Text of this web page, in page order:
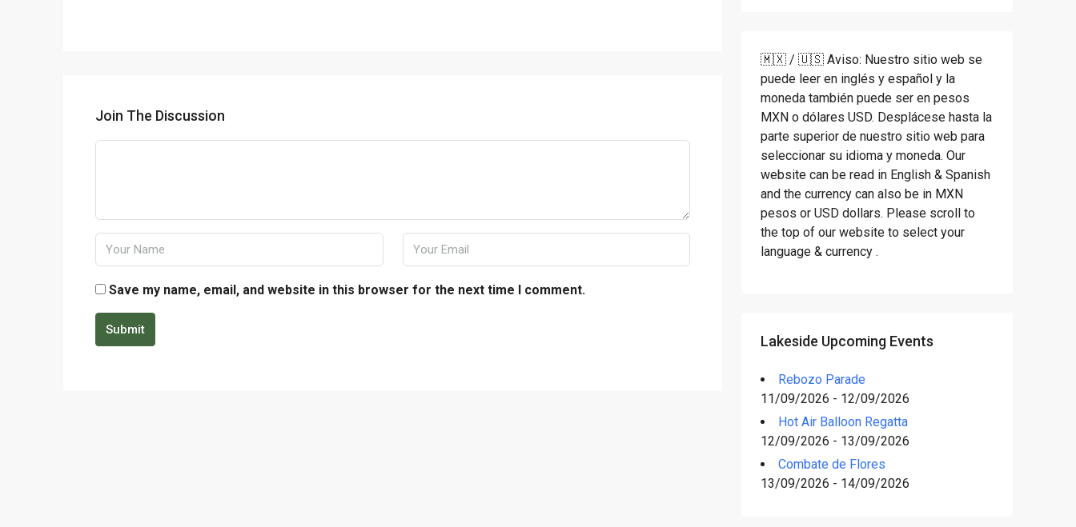
Join The Discussion
Save my name, email, and website in this browser for the next time I comment.
Submit
🇲🇽 / 🇺🇸 Aviso: Nuestro sitio web se
puede leer en inglés y español y la
moneda también puede ser en pesos
MXN o dólares USD. Desplácese hasta la
parte superior de nuestro sitio web para
seleccionar su idioma y moneda. Our
website can be read in English & Spanish
and the currency can also be in MXN
pesos or USD dollars. Please scroll to
the top of our website to select your
language & currency .
Lakeside Upcoming Events
Rebozo Parade
11/09/2026 - 12/09/2026
Hot Air Balloon Regatta
12/09/2026 - 13/09/2026
Combate de Flores
13/09/2026 - 14/09/2026